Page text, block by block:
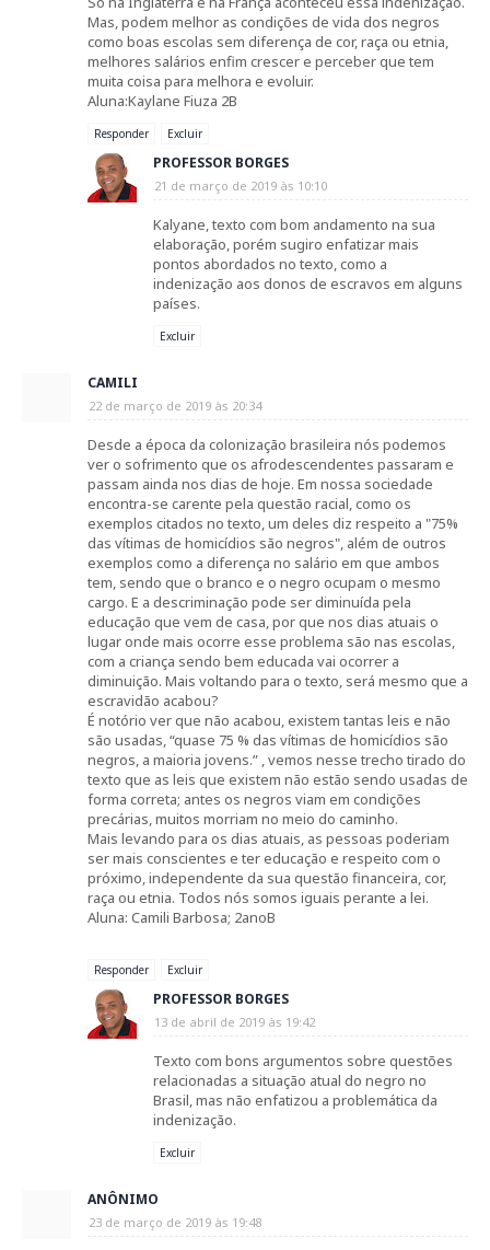
Mas, podem melhor as condições de vida dos negros
como boas escolas sem diferença de cor, raça ou etnia,
melhores salários enfim crescer e perceber que tem
muita coisa para melhora e evoluir.
Aluna:Kaylane Fiuza 2B
Responder Excluir
PROFESSOR BORGES
21 de março de 2019 às 10:10
Kalyane, texto com bom andamento na sua
elaboração, porém sugiro enfatizar mais
pontos abordados no texto, como a
indenização aos donos de escravos em alguns
países.
Excluir
CAMILI
22 de março de 2019 às 20:34
Desde a época da colonização brasileira nós podemos
ver o sofrimento que os afrodescendentes passaram e
passam ainda nos dias de hoje. Em nossa sociedade
encontra-se carente pela questão racial, como os
exemplos citados no texto, um deles diz respeito a "75%
das vítimas de homicídios são negros", além de outros
exemplos como a diferença no salário em que ambos
tem, sendo que o branco e o negro ocupam o mesmo
cargo. E a descriminação pode ser diminuída pela
educação que vem de casa, por que nos dias atuais o
lugar onde mais ocorre esse problema são nas escolas,
com a criança sendo bem educada vai ocorrer a
diminuição. Mais voltando para o texto, será mesmo que a
escravidão acabou?
É notório ver que não acabou, existem tantas leis e não
são usadas, “quase 75 % das vítimas de homicídios são
negros, a maioria jovens.” , vemos nesse trecho tirado do
texto que as leis que existem não estão sendo usadas de
forma correta; antes os negros viam em condições
precárias, muitos morriam no meio do caminho.
Mais levando para os dias atuais, as pessoas poderiam
ser mais conscientes e ter educação e respeito com o
próximo, independente da sua questão financeira, cor,
raça ou etnia. Todos nós somos iguais perante a lei.
Aluna: Camili Barbosa; 2anoB
Responder Excluir
PROFESSOR BORGES
13 de abril de 2019 às 19:42
Texto com bons argumentos sobre questões
relacionadas a situação atual do negro no
Brasil, mas não enfatizou a problemática da
indenização.
Excluir
ANÔNIMO
23 de março de 2019 às 19:48